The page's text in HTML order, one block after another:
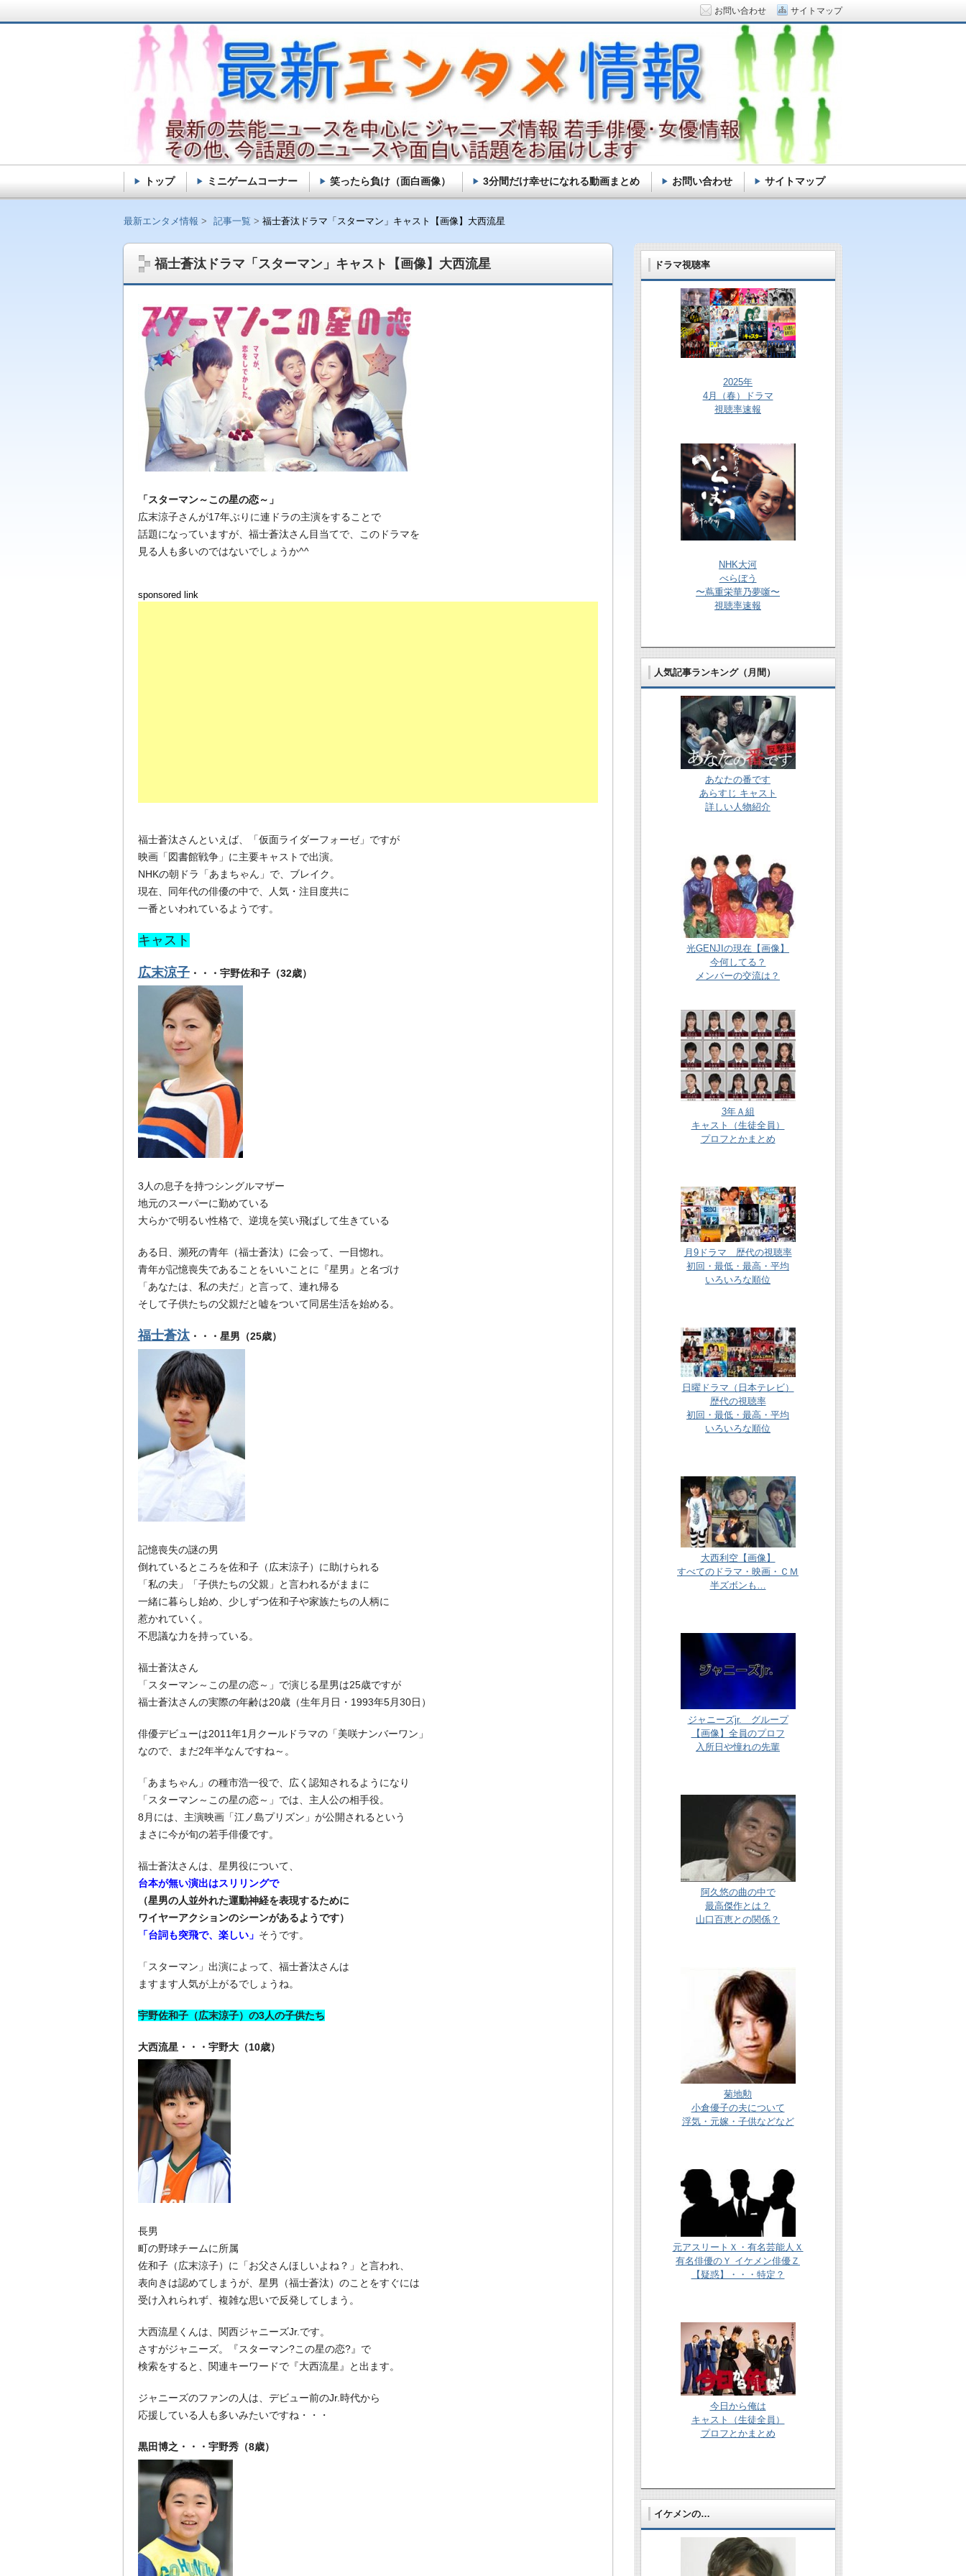
福士蒼汰ドラマ「スターマン」キャスト【画像】大西流星
「スターマン～この星の恋～」
広末涼子さんが17年ぶりに連ドラの主演をすることで
話題になっていますが、福士蒼汰さん目当てで、このドラマを
見る人も多いのではないでしょうか^^
sponsored link
福士蒼汰さんといえば、「仮面ライダーフォーゼ」ですが
映画「図書館戦争」に主要キャストで出演。
NHKの朝ドラ「あまちゃん」で、ブレイク。
現在、同年代の俳優の中で、人気・注目度共に
一番といわれているようです。
キャスト
広末涼子・・・宇野佐和子（32歳）
3人の息子を持つシングルマザー
地元のスーパーに勤めている
大らかで明るい性格で、逆境を笑い飛ばして生きている
ある日、瀕死の青年（福士蒼汰）に会って、一目惚れ。
青年が記憶喪失であることをいいことに『星男』と名づけ
「あなたは、私の夫だ」と言って、連れ帰る
そして子供たちの父親だと嘘をついて同居生活を始める。
福士蒼汰・・・星男（25歳）
記憶喪失の謎の男
倒れているところを佐和子（広末涼子）に助けられる
「私の夫」「子供たちの父親」と言われるがままに
一緒に暮らし始め、少しずつ佐和子や家族たちの人柄に
惹かれていく。
不思議な力を持っている。
福士蒼汰さん
「スターマン～この星の恋～」で演じる星男は25歳ですが
福士蒼汰さんの実際の年齢は20歳（生年月日・1993年5月30日）
俳優デビューは2011年1月クールドラマの「美咲ナンバーワン」
なので、まだ2年半なんですね～。
「あまちゃん」の種市浩一役で、広く認知されるようになり
「スターマン～この星の恋～」では、主人公の相手役。
8月には、主演映画「江ノ島プリズン」が公開されるという
まさに今が旬の若手俳優です。
福士蒼汰さんは、星男役について、
台本が無い演出はスリリングで
（星男の人並外れた運動神経を表現するために
ワイヤーアクションのシーンがあるようです）
「台詞も突飛で、楽しい」 そうです。
「スターマン」出演によって、福士蒼汰さんは
ますます人気が上がるでしょうね。
宇野佐和子（広末涼子）の3人の子供たち
大西流星・・・宇野大（10歳）
長男
町の野球チームに所属
佐和子（広末涼子）に「お父さんほしいよね？」と言われ、
表向きは認めてしまうが、星男（福士蒼汰）のことをすぐには
受け入れられず、複雑な思いで反発してしまう。
大西流星くんは、関西ジャニーズJr.です。
さすがジャニーズ。『スターマン?この星の恋?』で
検索をすると、関連キーワードで『大西流星』と出ます。
ジャニーズのファンの人は、デビュー前のJr.時代から
応援している人も多いみたいですね・・・
黒田博之・・・宇野秀（8歳）
ドラマ視聴率
2025年
4月（春）ドラマ
視聴率速報
NHK大河
べらぼう
〜蔦重栄華乃夢噺〜
視聴率速報
人気記事ランキング（月間）
あなたの番です
あらすじ キャスト
詳しい人物紹介
光GENJIの現在【画像】
今何してる？
メンバーの交流は？
3年Ａ組
キャスト（生徒全員）
プロフとかまとめ
月9ドラマ 歴代の視聴率
初回・最低・最高・平均
いろいろな順位
日曜ドラマ（日本テレビ）
歴代の視聴率
初回・最低・最高・平均
いろいろな順位
大西利空【画像】
すべてのドラマ・映画・ＣＭ
半ズボンも…
ジャニーズjr. グループ
【画像】全員のプロフ
入所日や憧れの先輩
阿久悠の曲の中で
最高傑作とは？
山口百恵との関係？
菊地勲
小倉優子の夫について
浮気・元嫁・子供などなど
元アスリートＸ・有名芸能人Ｘ
有名俳優のＹ イケメン俳優Ｚ
【疑惑】・・・特定？
今日から俺は
キャスト（生徒全員）
プロフとかまとめ
イケメンの…
最新エンタメ情報 記事一覧 福士蒼汰ドラマ「スターマン」キャスト【画像】大西流星
最新エンタメ情報
最新の芸能ニュースを中心にジャニーズ情報 若手俳優・女優情報 その他、今話題のニュースや面白い話
題をお届けします
トップ ミニゲームコーナー 笑ったら負け（面白画像） 3分間だけ幸せになれる動画まとめ お問い合わせ サイトマップ
お問い合わせ サイトマップ